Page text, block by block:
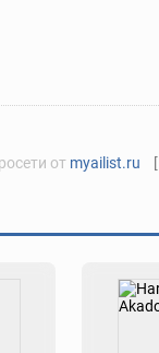
от myailist.ru [